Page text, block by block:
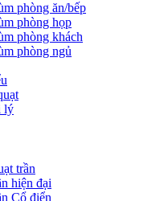
phòng ăn/bếp
phòng họp
phòng khách
phòng ngủ
lý
trần
hiện đại
Cổ điển